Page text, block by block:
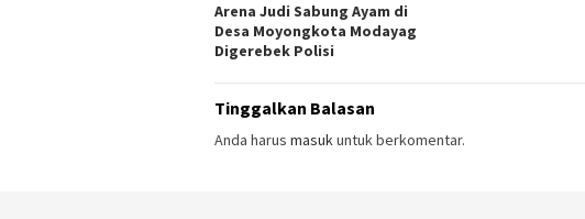
Arena Judi Sabung Ayam di
Desa Moyongkota Modayag
Digerebek Polisi
Tinggalkan Balasan
Anda harus masukuntuk berkomentar.